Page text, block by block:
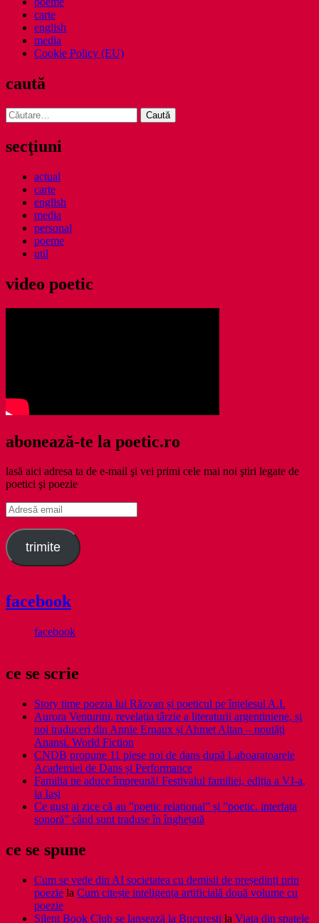
carte
english
media
Cookie Policy (EU)
caută
Caută
după:
secţiuni
actual
carte
english
media
personal
poeme
util
video poetic
abonează-te la poetic.ro
lasă aici adresa ta de e-mail şi vei primi cele mai noi ştiri legate de
poetici şi poezie
Adresă
email
trimite
facebook
facebook
ce se scrie
Story time poezia lui Răzvan și poeticul pe înțelesul A.I.
Aurora Venturini, revelația târzie a literaturii argentiniene, și
noi traduceri din Annie Ernaux și Ahmet Altan – noutăți
Anansi. World Fiction
CNDB propune 11 piese noi de dans după Laboaratoarele
Academiei de Dans și Performance
Familia ne aduce împreună! Festivalul familiei, ediția a VI-a,
la Iași
Ce gust ai zice că au ”poetic relațional” și ”poetic. interfața
sonoră” când sunt traduse în înghețată
ce se spune
Cum se vede din AI societatea cu demisii de președinți prin
poezie la Cum citește inteligența artificială două volume cu
poezie
Silent Book Club se lansează la București la Viaţa din spatele